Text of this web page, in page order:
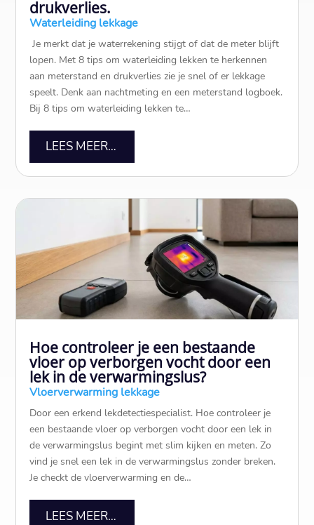
drukverlies.
Waterleiding lekkage
​ Je merkt dat je waterrekening stijgt of dat de meter blijft
lopen.​ Met 8 tips om waterleiding lekken te herkennen
aan meterstand en drukverlies zie je snel of er lekkage
speelt.​ Denk aan nachtmeting en een meterstand logboek.​
Bij 8 tips om waterleiding lekken te…
LEES MEER…
Hoe controleer je een bestaande
vloer op verborgen vocht door een
lek in de verwarmingslus?
Vloerverwarming lekkage
Door een erkend lekdetectiespecialist.​ Hoe controleer je
een bestaande vloer op verborgen vocht door een lek in
de verwarmingslus begint met slim kijken en meten.​ Zo
vind je snel een lek in de verwarmingslus zonder breken.​
Je checkt de vloerverwarming en de…
LEES MEER…